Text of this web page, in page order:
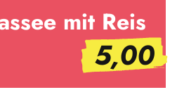
mit Reis
5,00